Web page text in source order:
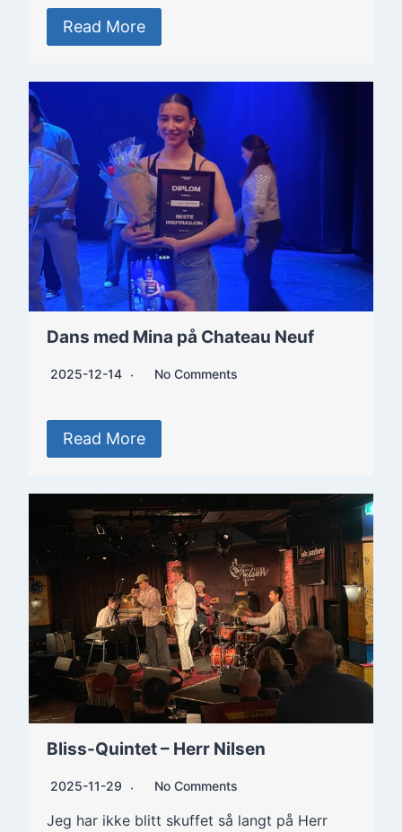
Read More
Dans med Mina på Chateau Neuf
2025-12-14 No Comments
Read More
Bliss-Quintet – Herr Nilsen
2025-11-29 No Comments
Jeg har ikke blitt skuffet så langt på Herr